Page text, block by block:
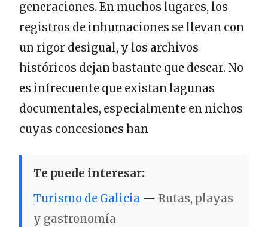
generaciones. En muchos lugares, los
registros de inhumaciones se llevan con
un rigor desigual, y los archivos
históricos dejan bastante que desear. No
es infrecuente que existan lagunas
documentales, especialmente en nichos
cuyas concesiones han
Te puede interesar:
Turismo de Galicia — Rutas, playas
y gastronomía